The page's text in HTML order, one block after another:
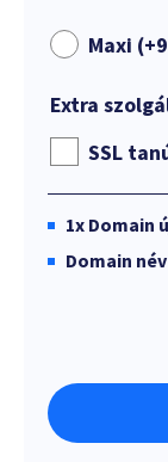
Maxi (+
Extra
SSL
1x Domain
Domain